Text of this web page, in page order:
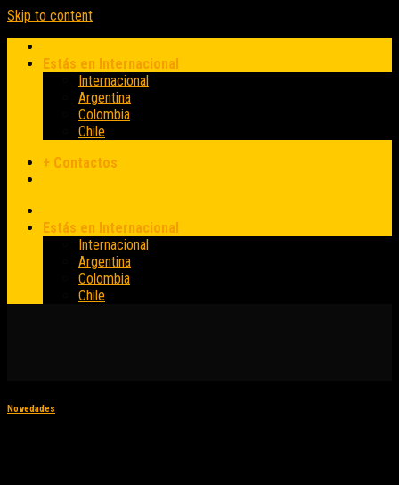
Skip to content
Estás en Internacional
Internacional
Argentina
Colombia
Chile
+ Contactos
Estás en Internacional
Internacional
Argentina
Colombia
Chile
Novedades